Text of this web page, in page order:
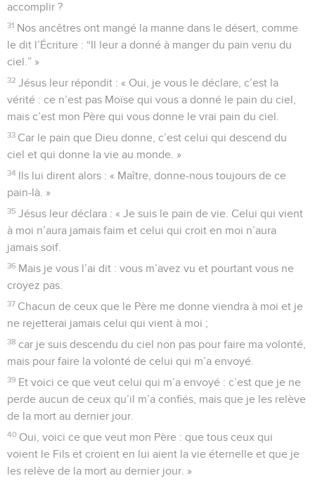
accomplir ?
31 Nos ancêtres ont mangé la manne dans le désert, comme
le dit l’Écriture : “Il leur a donné à manger du pain venu du
ciel.” »
32 Jésus leur répondit : « Oui, je vous le déclare, c’est la
vérité : ce n’est pas Moïse qui vous a donné le pain du ciel,
mais c’est mon Père qui vous donne le vrai pain du ciel.
33 Car le pain que Dieu donne, c’est celui qui descend du
ciel et qui donne la vie au monde. »
34 Ils lui dirent alors : « Maître, donne-nous toujours de ce
pain-là. »
35 Jésus leur déclara : « Je suis le pain de vie. Celui qui vient
à moi n’aura jamais faim et celui qui croit en moi n’aura
jamais soif.
36 Mais je vous l’ai dit : vous m’avez vu et pourtant vous ne
croyez pas.
37 Chacun de ceux que le Père me donne viendra à moi et je
ne rejetterai jamais celui qui vient à moi ;
38 car je suis descendu du ciel non pas pour faire ma volonté,
mais pour faire la volonté de celui qui m’a envoyé.
39 Et voici ce que veut celui qui m’a envoyé : c’est que je ne
perde aucun de ceux qu’il m’a confiés, mais que je les relève
de la mort au dernier jour.
40 Oui, voici ce que veut mon Père : que tous ceux qui
voient le Fils et croient en lui aient la vie éternelle et que je
les relève de la mort au dernier jour. »